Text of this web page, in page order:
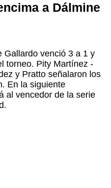
a Dálmine
Gallardo venció 3 a 1 y
torneo. Pity Martínez -
y Pratto señalaron los
En la siguiente
al vencedor de la serie